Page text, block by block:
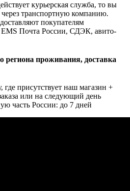
курьерская служба, то вы
через транспортную компанию.
покупателям
Почта России, СДЭК, авито-
региона проживания, доставка
где присутствует наш магазин +
или на следующий день
часть России: до 7 дней